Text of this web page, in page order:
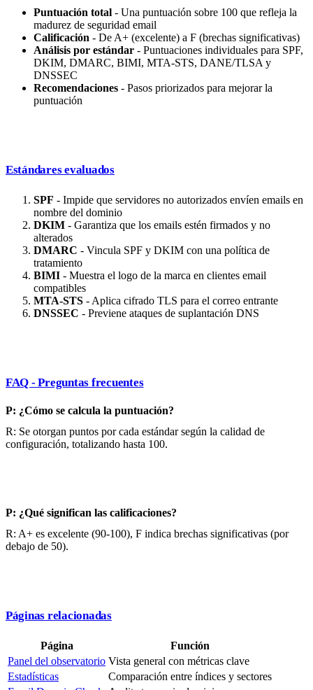
Puntuación total - Una puntuación sobre 100 que refleja la
madurez de seguridad email
Calificación - De A+ (excelente) a F (brechas significativas)
Análisis por estándar - Puntuaciones individuales para SPF,
DKIM, DMARC, BIMI, MTA-STS, DANE/TLSA y
DNSSEC
Recomendaciones - Pasos priorizados para mejorar la
puntuación
Estándares evaluados
SPF - Impide que servidores no autorizados envíen emails en
nombre del dominio
DKIM - Garantiza que los emails estén firmados y no
alterados
DMARC - Vincula SPF y DKIM con una política de
tratamiento
BIMI - Muestra el logo de la marca en clientes email
compatibles
MTA-STS - Aplica cifrado TLS para el correo entrante
DNSSEC - Previene ataques de suplantación DNS
FAQ - Preguntas frecuentes
P: ¿Cómo se calcula la puntuación?
R: Se otorgan puntos por cada estándar según la calidad de
configuración, totalizando hasta 100.
P: ¿Qué significan las calificaciones?
R: A+ es excelente (90-100), F indica brechas significativas (por
debajo de 50).
Páginas relacionadas
Página
Función
Panel del observatorio Vista general con métricas clave
Estadísticas
Comparación entre índices y sectores